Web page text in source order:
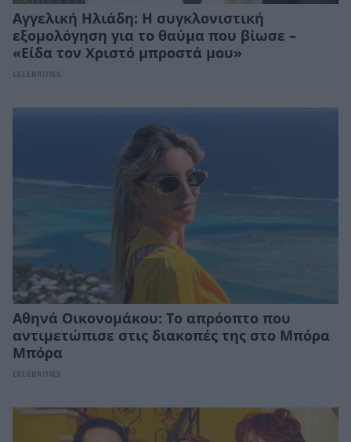
Αγγελική Ηλιάδη: Η συγκλονιστική
εξομολόγηση για το θαύμα που βίωσε –
«Είδα τον Χριστό μπροστά μου»
CELEBRITIES
Αθηνά Οικονομάκου: Το απρόοπτο που
αντιμετώπισε στις διακοπές της στο Μπόρα
Μπόρα
CELEBRITIES